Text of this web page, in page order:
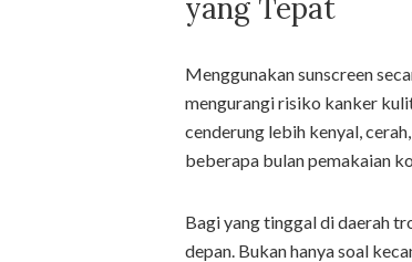
yang Tepat
Menggunakan sunscreen
mengurangi risiko kanker
cenderung lebih kenyal,
beberapa bulan pemakaian
Bagi yang tinggal di daerah
depan. Bukan hanya soal